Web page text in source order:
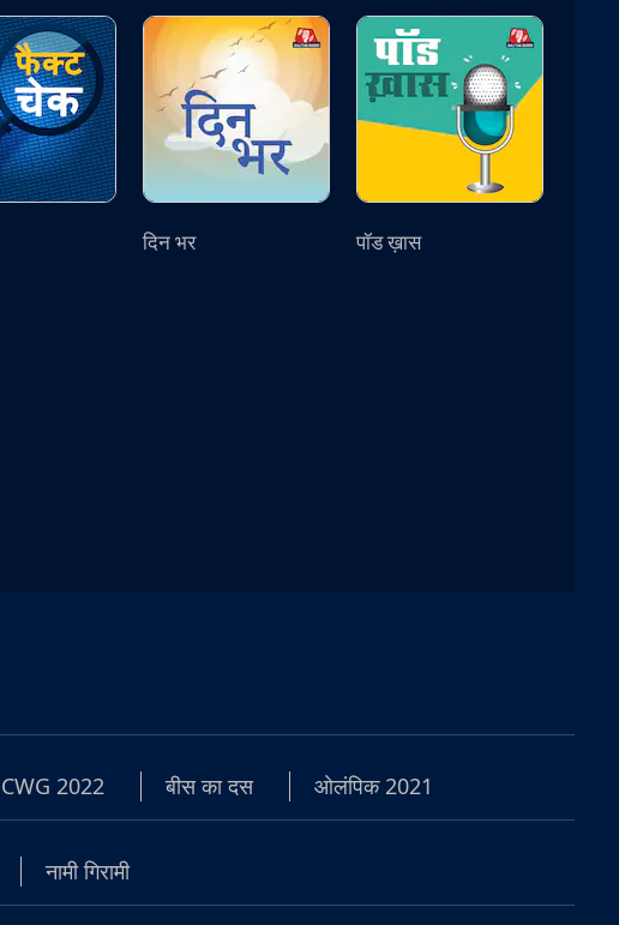
दिन भर पॉड ख़ास
CWG 2022 बीस का दस ओलंपिक 2021
नामी गिरामी